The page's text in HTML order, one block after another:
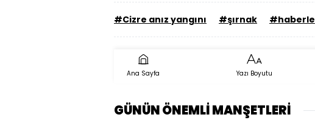
#Cizre anız yangını #şırnak #haberle
Ana Sayfa Yazı Boyutu
GÜNÜN ÖNEMLİ MANŞETLERİ